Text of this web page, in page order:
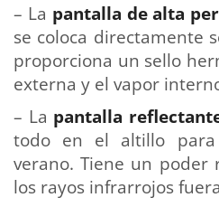
– La pantalla de alta
se coloca directamente
proporciona un sello
externa y el vapor
– La pantalla
todo en el altillo
verano. Tiene un poder
los rayos infrarrojos